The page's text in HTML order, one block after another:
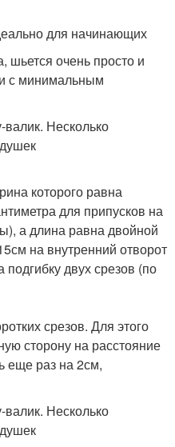
для начинающих
шьется очень просто и
с минимальным
которого равна
для припусков на
а длина равна двойной
на внутренний отворот
двух срезов (по
срезов. Для этого
сторону на расстояние
еще раз на 2см,